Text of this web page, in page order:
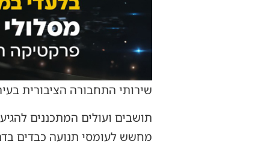
שירותי התחבורה הציבורית
תושבים ועולים המתכננים
מחשש לעומסי תנועה כבדים